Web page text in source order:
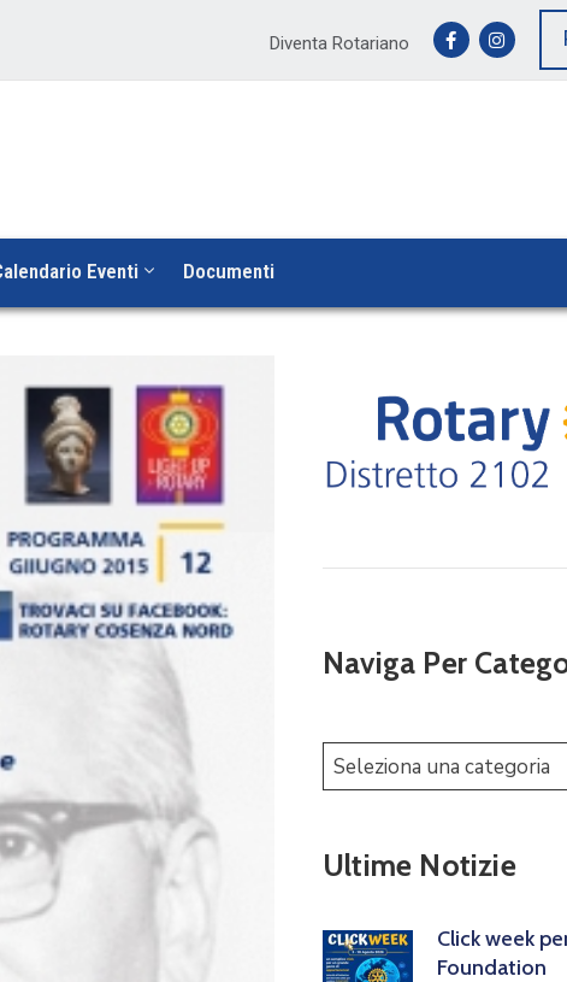
Diventa Rotariano
Eventi Documenti
Naviga Per
Seleziona una categoria
Ultime Notizie
Click week
Foundation